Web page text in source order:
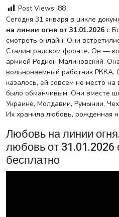
Post Views: 88
Сегодня 31 января в цикле
на линии огня от 31.01.2026 с
смотреть онлайн. Они
Сталинградском фронте. Он —
армией Родион Малиновский.
вольнонаемный работник РККА.
казалось, ей совсем не место
было обманчивым. Они вместе
Украине, Молдавии, Румынии,
Их хранила любовь, рожденная
Любовь на линии
любовь от 31.01.2026
бесплатно